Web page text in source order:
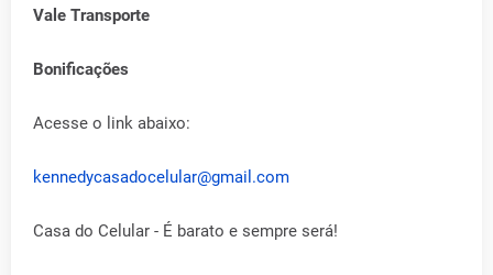
Vale Transporte
Bonificações
Acesse o link abaixo:
kennedycasadocelular@gmail.com
Casa do Celular - É barato e sempre será!